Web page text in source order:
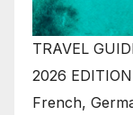
TRAVEL
2026
French,